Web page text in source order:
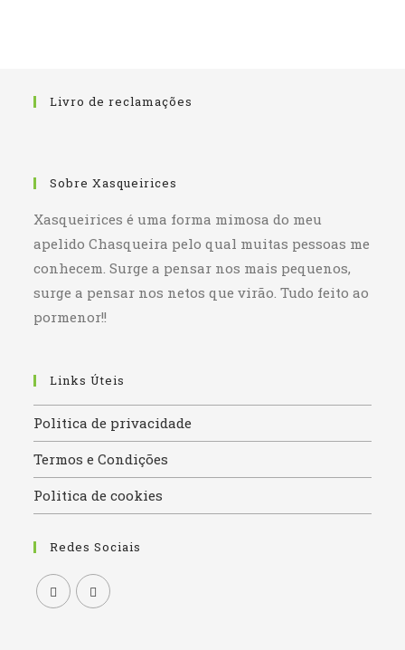
Livro de reclamações
Sobre Xasqueirices
Xasqueirices é uma forma mimosa do meu
apelido Chasqueira pelo qual muitas pessoas me
conhecem. Surge a pensar nos mais pequenos,
surge a pensar nos netos que virão. Tudo feito ao
pormenor!!
Links Úteis
Politica de privacidade
Termos e Condições
Politica de cookies
Redes Sociais